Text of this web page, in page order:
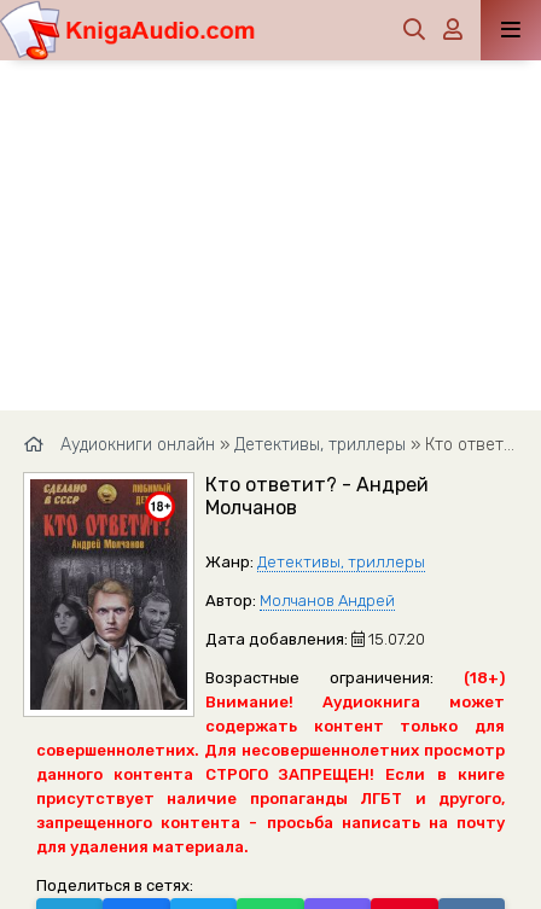
Аудиокниги онлайн » Детективы, триллеры » Кто ответит? - Андрей Молчанов
Кто ответит? - Андрей
Молчанов
Жанр: Детективы, триллеры
Автор: Молчанов Андрей
Дата добавления: 15.07.20
Возрастные ограничения:
(18+)
Внимание! Аудиокнига может
содержать контент только для
совершеннолетних. Для несовершеннолетних просмотр
данного контента СТРОГО ЗАПРЕЩЕН! Если в книге
присутствует наличие пропаганды ЛГБТ и другого,
запрещенного контента - просьба написать на почту
для удаления материала.
Поделиться в сетях: